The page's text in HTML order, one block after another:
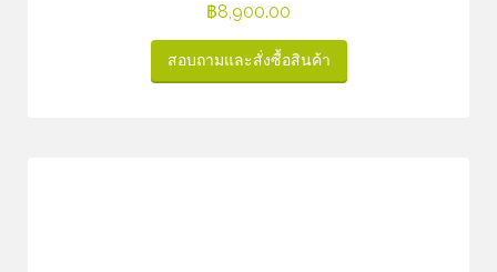
฿8,900.00
สอบถามและสั่งซื้อสินค้า